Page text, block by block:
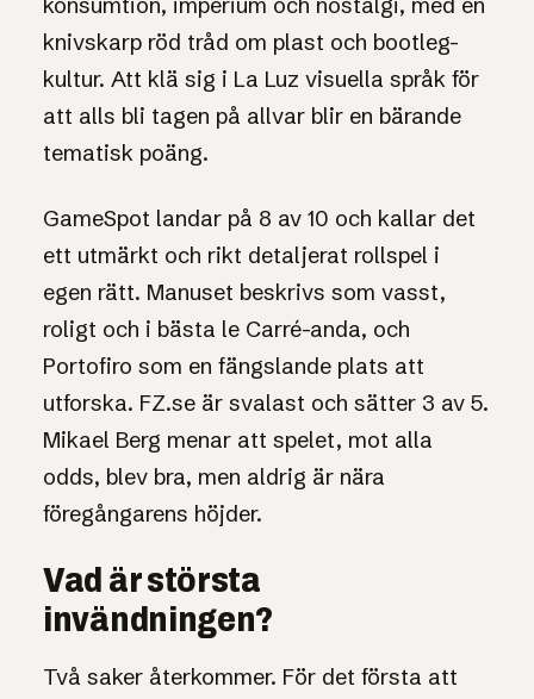
knivskarp röd tråd om plast och bootleg-
kultur. Att klä sig i La Luz visuella språk för
att alls bli tagen på allvar blir en bärande
tematisk poäng.
GameSpot landar på 8 av 10 och kallar det
ett utmärkt och rikt detaljerat rollspel i
egen rätt. Manuset beskrivs som vasst,
roligt och i bästa le Carré-anda, och
Portofiro som en fängslande plats att
utforska. FZ.se är svalast och sätter 3 av 5.
Mikael Berg menar att spelet, mot alla
odds, blev bra, men aldrig är nära
föregångarens höjder.
Vad är största
invändningen?
Två saker återkommer. För det första att